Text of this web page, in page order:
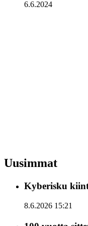
6.6.2024
Uusimmat
Kyberisku
8.6.2026 15:21